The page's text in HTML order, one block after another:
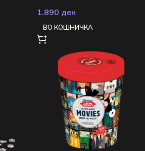
Puzzle
1.890 ден
ВО КОШНИЧКА